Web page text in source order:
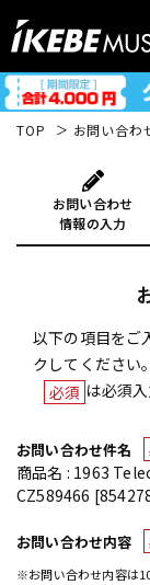
TOP お問い合わ
お問い合わせ
情報の入力
以下の項目をご
クしてください。
必須 は必須入
お問い合わせ件名
商品名 : 1963
CZ589466
お問い合わせ内容
※お問い合わせ内容は